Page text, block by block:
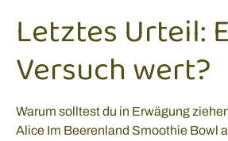
Letztes Urteil:
Versuch wert?
Warum solltest du in Erwägung
Alice Im Beerenland Smoothie Bowl